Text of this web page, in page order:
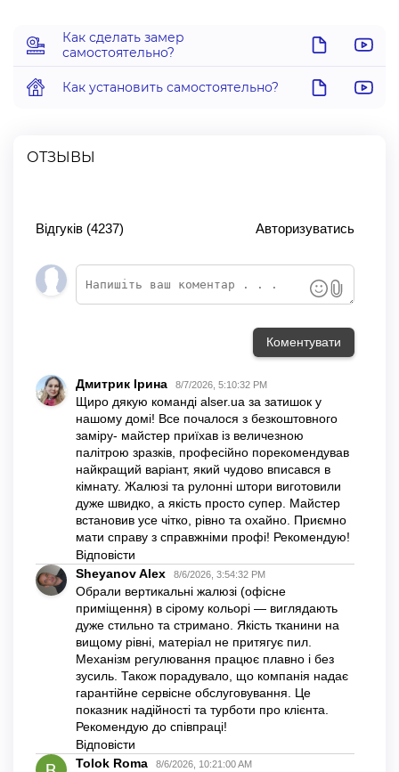
Как сделать замер
самостоятельно?
Как установить самостоятельно?
ОТЗЫВЫ